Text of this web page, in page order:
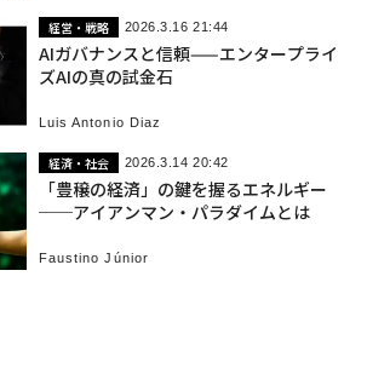
経営・戦略 2026.3.16 21:44
AIガバナンスと信頼——エンタープライ
ズAIの真の試金石
Luis Antonio Diaz
経済・社会 2026.3.14 20:42
「豊穣の経済」の鍵を握るエネルギー
──アイアンマン・パラダイムとは
Faustino Júnior